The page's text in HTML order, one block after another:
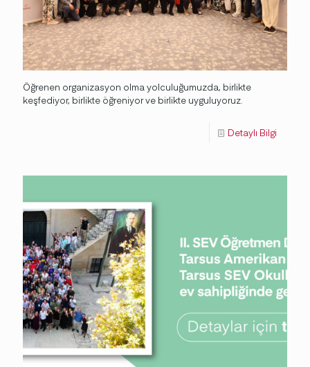
Öğrenen organizasyon olma yolculuğumuzda, birlikte
keşfediyor, birlikte öğreniyor ve birlikte uyguluyoruz.
Detaylı Bilgi